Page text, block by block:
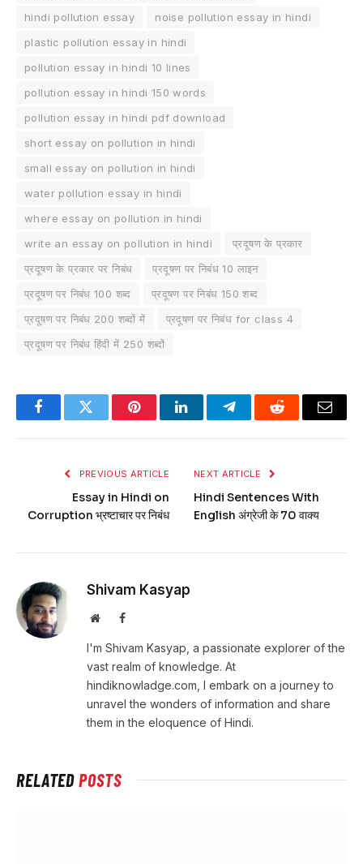
hindi pollution essay
noise pollution essay in hindi
plastic pollution essay in hindi
pollution essay in hindi 10 lines
pollution essay in hindi 150 words
pollution essay in hindi pdf download
short essay on pollution in hindi
small essay on pollution in hindi
water pollution essay in hindi
where essay on pollution in hindi
write an essay on pollution in hindi
प्रदूषण के प्रकार
प्रदूषण के प्रकार पर निबंध
प्रदूषण पर निबंध 10 लाइन
प्रदूषण पर निबंध 100 शब्द
प्रदूषण पर निबंध 150 शब्द
प्रदूषण पर निबंध 200 शब्दों में
प्रदूषण पर निबंध for class 4
प्रदूषण पर निबंध हिंदी में 250 शब्दों
FacebookTwitter PinterestLinkedInTelegramReddit Email
PREVIOUS ARTICLE
Essay in Hindi on
Corruption भ्रष्टाचार पर निबंध
NEXT ARTICLE
Hindi Sentences With
English अंग्रेजी के 70 वाक्य
Shivam Kasyap
WebsiteFacebook
I'm Shivam Kasyap, a passionate explorer of the
vast realm of knowledge. At
hindiknowladge.com, I embark on a journey to
unravel the wonders of information and share
them in the eloquence of Hindi.
RELATEDPOSTS